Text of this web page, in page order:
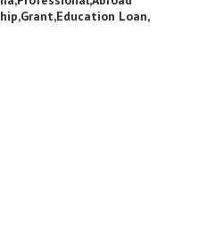
Loan,